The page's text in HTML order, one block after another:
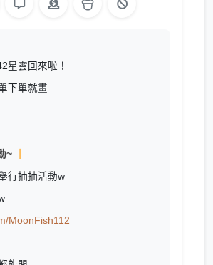
星雲回來啦！
下單就畫
~
行抽抽活動w
MoonFish112